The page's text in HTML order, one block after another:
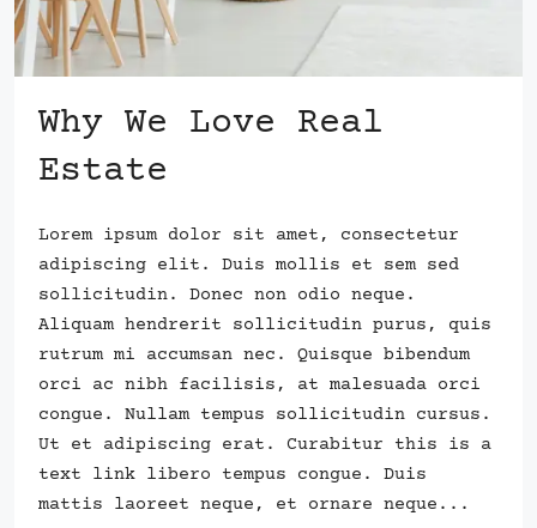
Why We Love Real
Estate
Lorem ipsum dolor sit amet, consectetur
adipiscing elit. Duis mollis et sem sed
sollicitudin. Donec non odio neque.
Aliquam hendrerit sollicitudin purus, quis
rutrum mi accumsan nec. Quisque bibendum
orci ac nibh facilisis, at malesuada orci
congue. Nullam tempus sollicitudin cursus.
Ut et adipiscing erat. Curabitur this is a
text link libero tempus congue. Duis
mattis laoreet neque, et ornare neque...